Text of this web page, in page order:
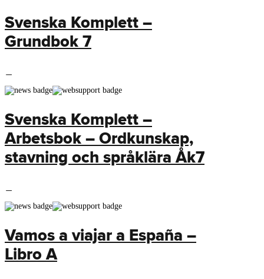
Svenska Komplett –
Grundbok 7
Svenska Komplett –
Arbetsbok – Ordkunskap,
stavning och språklära Åk7
Vamos a viajar a España –
Libro A